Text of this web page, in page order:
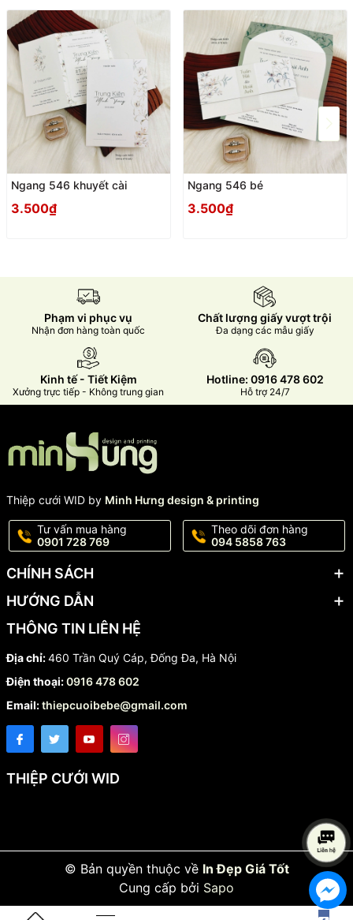
Ngang 546 khuyết cài
3.500₫
Ngang 546 bé
3.500₫
Phạm vi phục vụ
Nhận đơn hàng toàn quốc
Chất lượng giấy vượt trội
Đa dạng các mẫu giấy
Kinh tế - Tiết Kiệm
Xưởng trực tiếp - Không trung gian
Hotline: 0916 478 602
Hỗ trợ 24/7
Thiệp cưới WID by Minh Hưng design & printing
Tư vấn mua hàng
0901 728 769
Theo dõi đơn hàng
094 5858 763
CHÍNH SÁCH
HƯỚNG DẪN
THÔNG TIN LIÊN HỆ
Địa chỉ:460 Trần Quý Cáp, Đống Đa, Hà Nội
Điện thoại:0916 478 602
Email:thiepcuoibebe@gmail.com
THIỆP CƯỚI WID
© Bản quyền thuộc về In Đẹp Giá Tốt
Cung cấp bởi Sapo